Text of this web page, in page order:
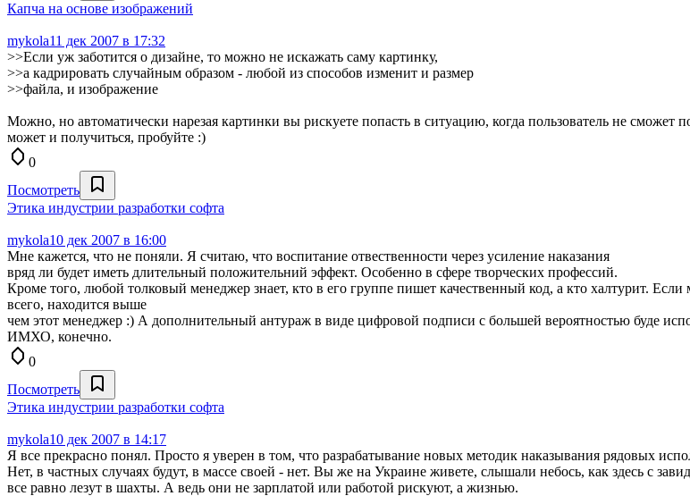
Капча на основе изображений
mykola11 дек 2007 в 17:32
>>Если уж заботится о дизайне, то можно не искажать саму картинку,
>>а кадрировать случайным образом - любой из способов изменит и размер
>>файла, и изображение
Можно, но автоматически нарезая картинки вы рискуете попасть в ситуацию, когда пользователь не
может и получиться, пробуйте :)
0
Посмотреть
Этика индустрии разработки софта
mykola10 дек 2007 в 16:00
Мне кажется, что не поняли. Я считаю, что воспитание отвественности через усиление наказания
вряд ли будет иметь длительный положительний эффект. Особенно в сфере творческих профессий.
Кроме того, любой толковый менеджер знает, кто в его группе пишет качественный код, а кто халтурит.
всего, находится выше
чем этот менеджер :) А дополнительный антураж в виде цифровой подписи с большей вероятностью буде
ИМХО, конечно.
0
Посмотреть
Этика индустрии разработки софта
mykola10 дек 2007 в 14:17
Я все прекрасно понял. Просто я уверен в том, что разрабатывание новых методик наказывания рядовых
Нет, в частных случаях будут, в массе своей - нет. Вы же на Украине живете, слышали небось, как здесь с
все равно лезут в шахты. А ведь они не зарплатой или работой рискуют, а жизнью.